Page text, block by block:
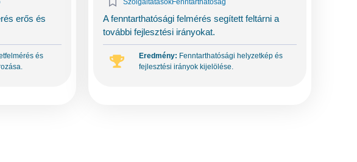
erős és
és
SzolgáltatásokFenntarthatóság
A fenntarthatósági felmérés segített feltárni a
további fejlesztési irányokat.
Eredmény: Fenntarthatósági helyzetkép és
fejlesztési irányok kijelölése.